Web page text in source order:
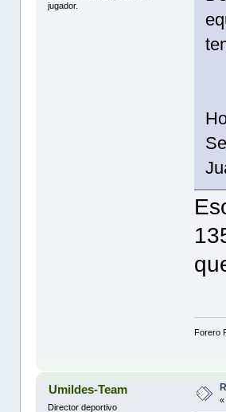
jugador.
Forero
Umildes-Team
Director deportivo